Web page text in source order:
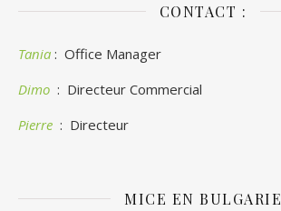
CONTACT :
Tania : Office Manager
Dimo : Directeur Commercial
Pierre : Directeur
MICE EN BULGARIE